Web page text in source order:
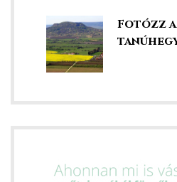
Fotózz a